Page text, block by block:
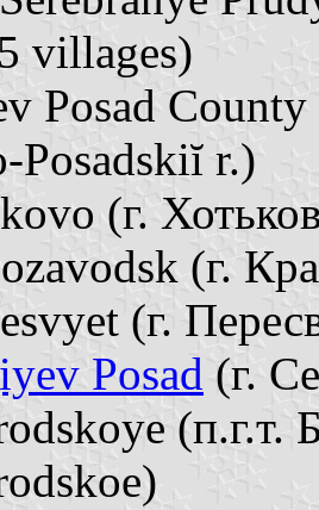
villages)
Posad
Posadskiĭ r.)
(г.
(г.
(г.
Posad (г.
(п.г.т.